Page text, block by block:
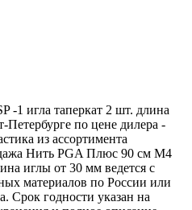
1 игла таперкат 2 шт. длина
по цене дилера -
из ассортимента
Нить PGA Плюс 90 см М4
иглы от 30 мм ведется с
материалов по России или
Срок годности указан на